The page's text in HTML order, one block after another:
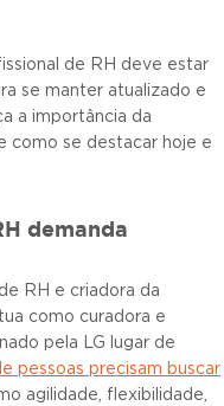
de RH deve estar
se manter atualizado e
a importância da
como se destacar hoje e
demanda
RH e criadora da
como curadora e
pela LG lugar de
pessoas precisam buscar
agilidade, flexibilidade,